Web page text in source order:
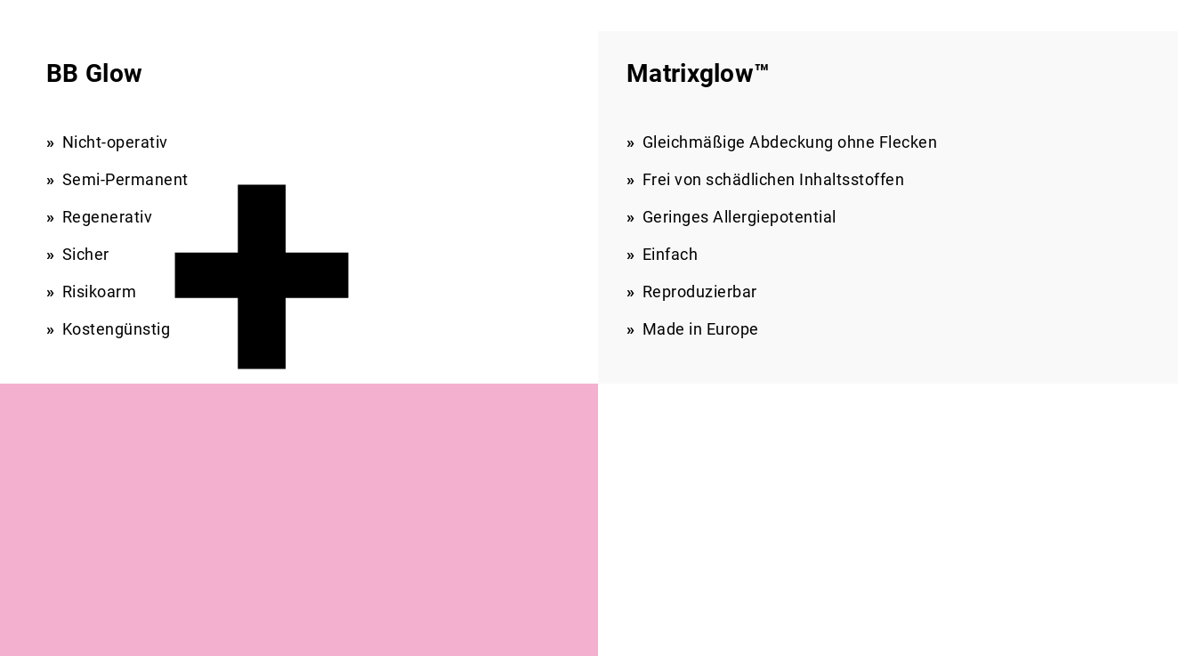
BB Glow
Nicht-operativ
Semi-Permanent
Regenerativ
Sicher
Risikoarm
Kostengünstig+ Matrixglow™
Gleichmäßige Abdeckung ohne Flecken
Frei von schädlichen Inhaltsstoffen
Geringes Allergiepotential
Einfach
Reproduzierbar
Made in Europe